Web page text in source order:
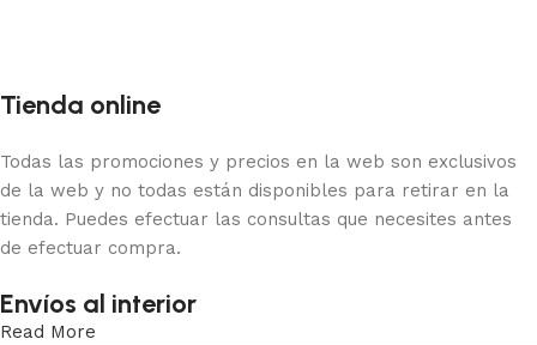
Tienda online
Todas las promociones y precios en la web son exclusivos
de la web y no todas están disponibles para retirar en la
tienda. Puedes efectuar las consultas que necesites antes
de efectuar compra.
Envíos al interior
Read More